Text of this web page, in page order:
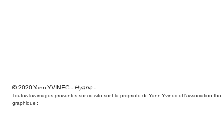
Hyane,Yann Yvinec,plasticien, sculpteur, toulouse, dessins,
© 2020 Yann YVINEC - Hyane -.
Toutes les images présentes sur ce site sont la propriété de Yann Yvinec et l'association
graphique :